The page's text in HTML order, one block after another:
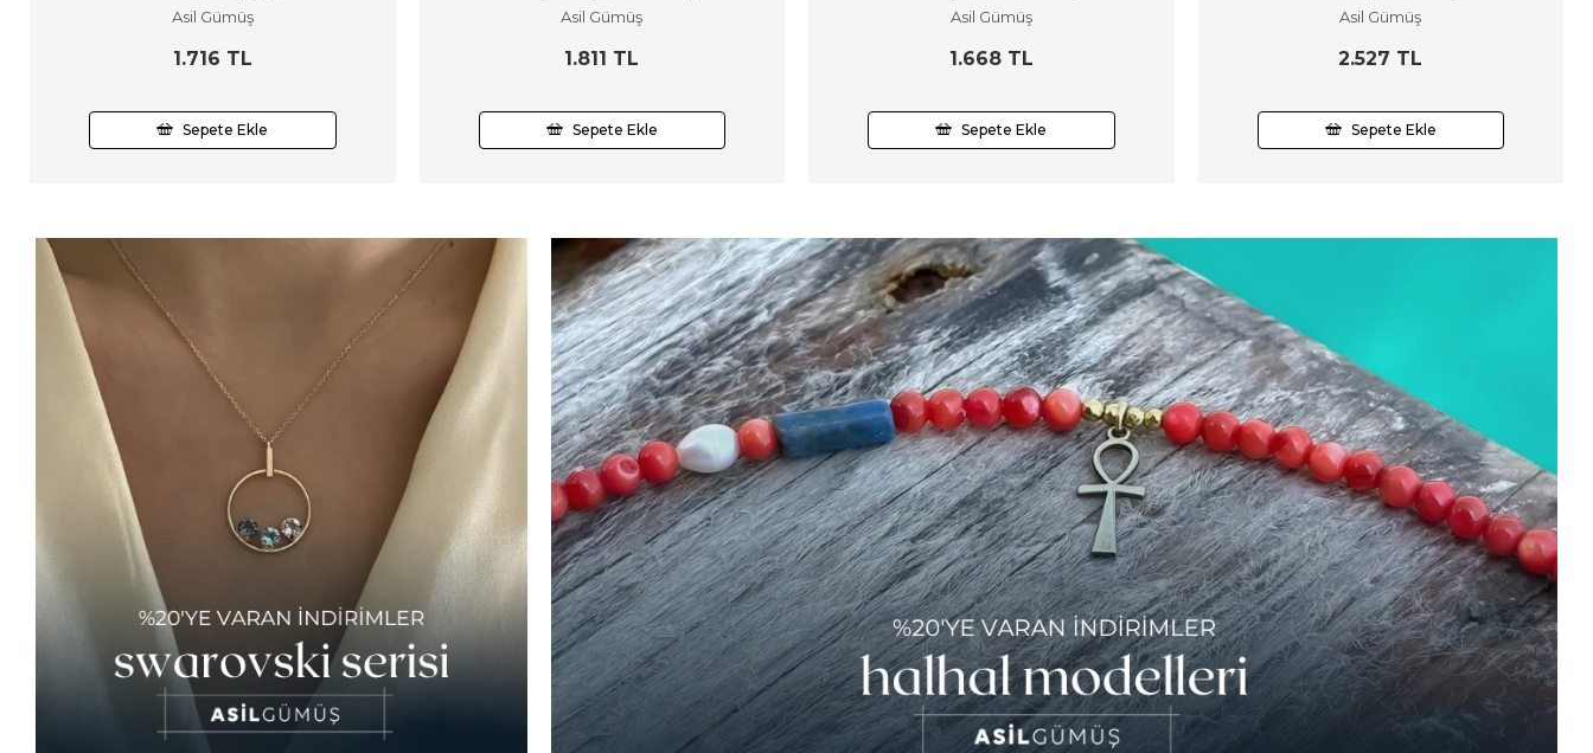
Asil Gümüş
1.716 TL
Sepete Ekle
Asil Gümüş
1.811 TL
Sepete Ekle
Asil Gümüş
1.668 TL
Sepete Ekle
Asil Gümüş
2.527 TL
Sepete Ekle